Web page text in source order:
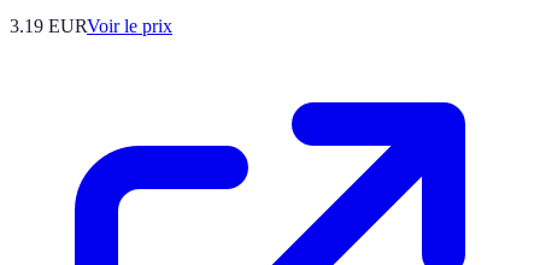
3.19 EURVoir le prix